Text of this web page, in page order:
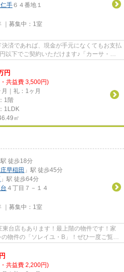
手 ６４番地１
募集中： 1室
済であれば、現金が手元になくてもお支払
以下でご契約いただけます♪「カーサ・
円
共益費 3,500円)
｜礼：1ヶ月
1階
1LDK
㎡
駅 徒歩18分
早稲田 」駅 徒歩45分
」駅 徒歩64分
４丁目７－１４
募集中： 1室
台店もあります！最上階の物件です！家
物件の「ソレイユ・B」！ぜひ一度ご覧く
円
共益費 2,200円)